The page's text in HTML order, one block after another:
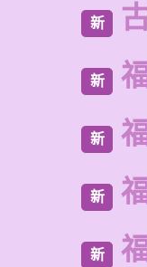
新
新
新
新
新